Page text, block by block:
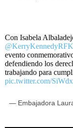
Con Isabela
@KerryKennedyRFK
evento
defendiendo los
trabajando para
pic.twitter.com/
— Embajadora